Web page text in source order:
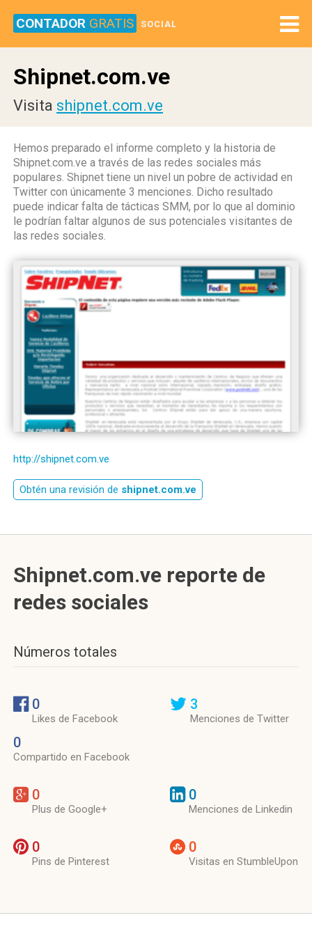
CONTADOR GRATIS SOCIAL
Shipnet.com.ve
Visita shipnet.com.ve
Hemos preparado el informe completo y la historia de
Shipnet.com.ve a través de las redes sociales más
populares. Shipnet tiene un nivel un pobre de actividad en
Twitter con únicamente 3 menciones. Dicho resultado
puede indicar falta de tácticas SMM, por lo que al dominio
le podrían faltar algunos de sus potenciales visitantes de
las redes sociales.
http://shipnet.com.ve
Obtén una revisión de shipnet.com.ve
Shipnet.com.ve reporte de
redes sociales
Números totales
0
Likes de Facebook
0
Compartido en Facebook
3
Menciones de Twitter
0
Plus de Google+
0
Menciones de Linkedin
0
Pins de Pinterest
0
Visitas en StumbleUpon